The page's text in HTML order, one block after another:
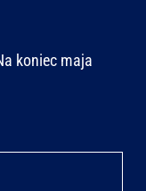
koniec maja